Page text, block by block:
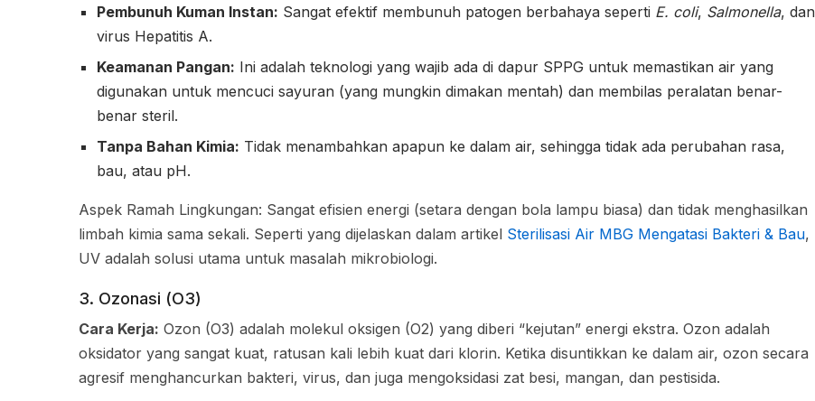
Pembunuh Kuman Instan: Sangat efektif membunuh patogen berbahaya seperti E. coli, Salmonella, dan
virus Hepatitis A.
Keamanan Pangan: Ini adalah teknologi yang wajib ada di dapur SPPG untuk memastikan air yang
digunakan untuk mencuci sayuran (yang mungkin dimakan mentah) dan membilas peralatan benar-
benar steril.
Tanpa Bahan Kimia: Tidak menambahkan apapun ke dalam air, sehingga tidak ada perubahan rasa,
bau, atau pH.
Aspek Ramah Lingkungan: Sangat efisien energi (setara dengan bola lampu biasa) dan tidak menghasilkan
limbah kimia sama sekali. Seperti yang dijelaskan dalam artikel Sterilisasi Air MBG Mengatasi Bakteri & Bau,
UV adalah solusi utama untuk masalah mikrobiologi.
3. Ozonasi (O3)
Cara Kerja: Ozon (O3) adalah molekul oksigen (O2) yang diberi “kejutan” energi ekstra. Ozon adalah
oksidator yang sangat kuat, ratusan kali lebih kuat dari klorin. Ketika disuntikkan ke dalam air, ozon secara
agresif menghancurkan bakteri, virus, dan juga mengoksidasi zat besi, mangan, dan pestisida.